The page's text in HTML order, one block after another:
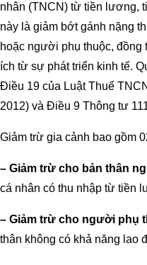
nhân (TNCN) từ tiền lương,
này là giảm bớt gánh nặng
hoặc người phụ thuộc,
ích từ sự phát triển kinh tế.
Điều 19 của Luật Thuế
2012) và Điều 9 Thông tư
Giảm trừ gia cảnh bao gồm
– Giảm trừ cho bản thân
cá nhân có thu nhập từ tiền
– Giảm trừ cho người phụ
thân không có khả năng lao